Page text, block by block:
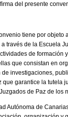
del presente
tiene por
través de la Escuela
de formación
que consistan en
investigaciones,
que garantice la tutela
de Paz de los
Autónoma de